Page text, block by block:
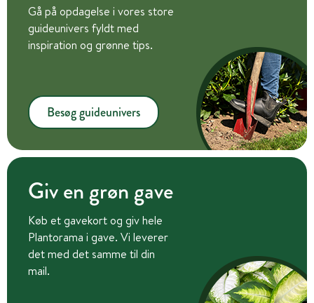
Gå på opdagelse i vores store
guideunivers fyldt med
inspiration og grønne tips.
Besøg guideunivers
Giv en grøn gave
Køb et gavekort og giv hele
Plantorama i gave. Vi leverer
det med det samme til din
mail.